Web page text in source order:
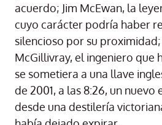
acuerdo; Jim McEwan, la
cuyo carácter podría haber
silencioso por su
McGillivray, el ingeniero que
se sometiera a una llave
de 2001, a las 8:26, un
desde una destilería